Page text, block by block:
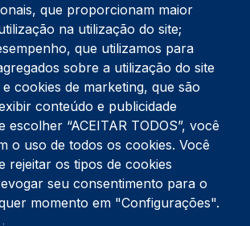
Fax:234 390 100
da Nazaré
Cultural da Gafanha da Nazaré
da Nazaré
que proporcionam maior
na utilização do site;
que utilizamos para
sobre a utilização do site
cookies de marketing, que são
conteúdo e publicidade
escolher “ACEITAR TODOS”, você
o uso de todos os cookies. Você
rejeitar os tipos de cookies
seu consentimento para o
momento em "Configurações".